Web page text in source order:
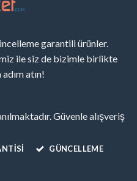
garantili ürünler.
ile siz de bizimle birlikte
atın!
Güvenle alışveriş
GÜNCELLEME